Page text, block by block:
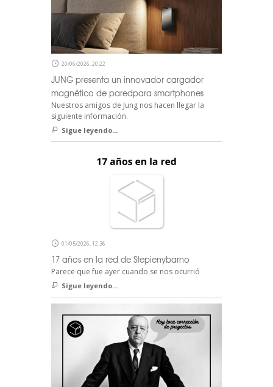
20/06/2026, 20:22
JUNG presenta un innovador cargador
magnético de paredpara smartphones
Nuestros amigos de Jung nos hacen llegar la
siguiente información.
Sigue leyendo...
01/05/2026, 12:36
17 años en la red de Stepienybarno
Parece que fue ayer cuando se nos ocurrió
Sigue leyendo...